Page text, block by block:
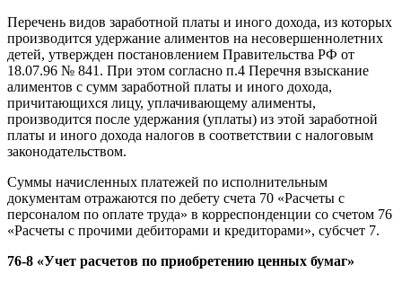
Перечень видов заработной платы и иного дохода, из которых
производится удержание алиментов на несовершеннолетних
детей, утвержден постановлением Правительства РФ от
18.07.96 № 841. При этом согласно п.4 Перечня взыскание
алиментов с сумм заработной платы и иного дохода,
причитающихся лицу, уплачивающему алименты,
производится после удержания (уплаты) из этой заработной
платы и иного дохода налогов в соответствии с налоговым
законодательством.
Суммы начисленных платежей по исполнительным
документам отражаются по дебету счета 70 «Расчеты с
персоналом по оплате труда» в корреспонденции со счетом 76
«Расчеты с прочими дебиторами и кредиторами», субсчет 7.
76-8 «Учет расчетов по приобретению ценных бумаг»